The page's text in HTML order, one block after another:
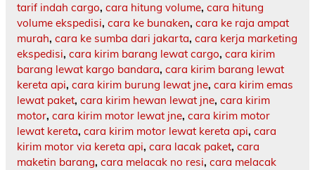
tarif indah cargo, cara hitung volume, cara hitung
volume ekspedisi, cara ke bunaken, cara ke raja ampat
murah, cara ke sumba dari jakarta, cara kerja marketing
ekspedisi, cara kirim barang lewat cargo, cara kirim
barang lewat kargo bandara, cara kirim barang lewat
kereta api, cara kirim burung lewat jne, cara kirim emas
lewat paket, cara kirim hewan lewat jne, cara kirim
motor, cara kirim motor lewat jne, cara kirim motor
lewat kereta, cara kirim motor lewat kereta api, cara
kirim motor via kereta api, cara lacak paket, cara
maketin barang, cara melacak no resi, cara melacak